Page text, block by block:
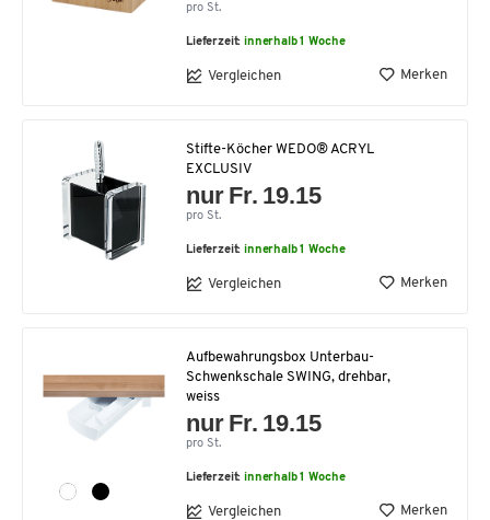
pro St.
Lieferzeit:innerhalb 1 Woche
Vergleichen Merken
Stifte-Köcher WEDO® ACRYL
EXCLUSIV
nur Fr. 19.15
pro St.
Lieferzeit:innerhalb 1 Woche
Vergleichen Merken
Aufbewahrungsbox Unterbau-
Schwenkschale SWING, drehbar,
weiss
nur Fr. 19.15
pro St.
Lieferzeit:innerhalb 1 Woche
Vergleichen Merken